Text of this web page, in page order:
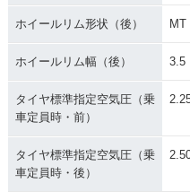
ホイールリム形状（後） MT
ホイールリム幅（後） 3.5
タイヤ標準指定空気圧（乗
車定員時・前）
タイヤ標準指定空気圧（乗
車定員時・後）